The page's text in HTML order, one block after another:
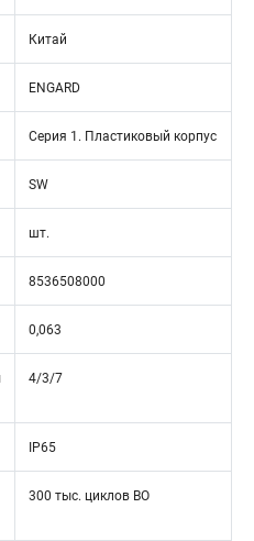
Китай
ENGARD
Серия 1. Пластиковый корпус
SW
шт.
8536508000
0,063
4/3/7
IP65
300 тыс. циклов ВО